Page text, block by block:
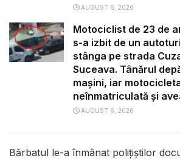
AUGUST 6, 2026
Motociclist de 23 de
s-a izbit de un
stânga pe strada
Suceava. Tânărul
mașini, iar
neînmatriculată și
AUGUST 6, 2026
Bărbatul le-a înmânat polițiștilor